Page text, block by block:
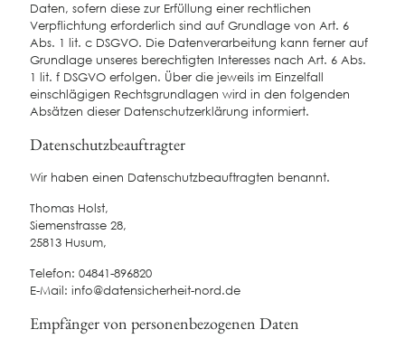
Daten, sofern diese zur Erfüllung einer rechtlichen
Verpflichtung erforderlich sind auf Grundlage von Art. 6
Abs. 1 lit. c DSGVO. Die Datenverarbeitung kann ferner auf
Grundlage unseres berechtigten Interesses nach Art. 6 Abs.
1 lit. f DSGVO erfolgen. Über die jeweils im Einzelfall
einschlägigen Rechtsgrundlagen wird in den folgenden
Absätzen dieser Datenschutzerklärung informiert.
Datenschutz­beauftragter
Wir haben einen Datenschutzbeauftragten benannt.
Thomas Holst,
Siemenstrasse 28,
25813 Husum,
Telefon: 04841-896820
E-Mail: info@datensicherheit-nord.de
Empfänger von personenbezogenen Daten